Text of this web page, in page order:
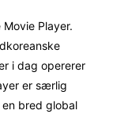
Player.
i dag opererer
er særlig
bred global